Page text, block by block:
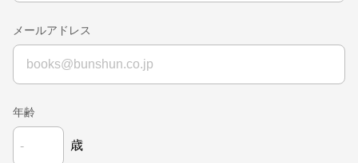
メールアドレス
年齢
歳